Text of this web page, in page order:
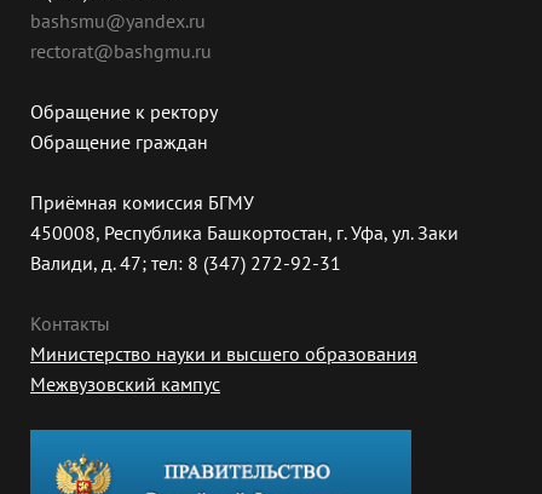
bashsmu@yandex.ru
rectorat@bashgmu.ru
Обращение к ректору
Обращение граждан
Приёмная комиссия БГМУ
450008, Республика Башкортостан, г. Уфа, ул. Заки
Валиди, д. 47; тел: 8 (347) 272-92-31
Контакты
Министерство науки и высшего образования
Межвузовский кампус